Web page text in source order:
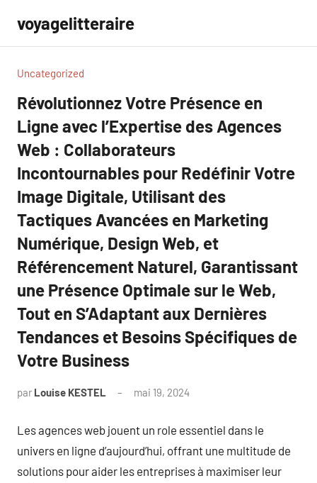
contenu
voyagelitteraire
Uncategorized
Révolutionnez Votre Présence en
Ligne avec l’Expertise des Agences
Web : Collaborateurs
Incontournables pour Redéfinir Votre
Image Digitale, Utilisant des
Tactiques Avancées en Marketing
Numérique, Design Web, et
Référencement Naturel, Garantissant
une Présence Optimale sur le Web,
Tout en S’Adaptant aux Dernières
Tendances et Besoins Spécifiques de
Votre Business
par Louise KESTEL mai 19, 2024
Les agences web jouent un role essentiel dans le
univers en ligne d’aujourd’hui, offrant une multitude de
solutions pour aider les entreprises à maximiser leur